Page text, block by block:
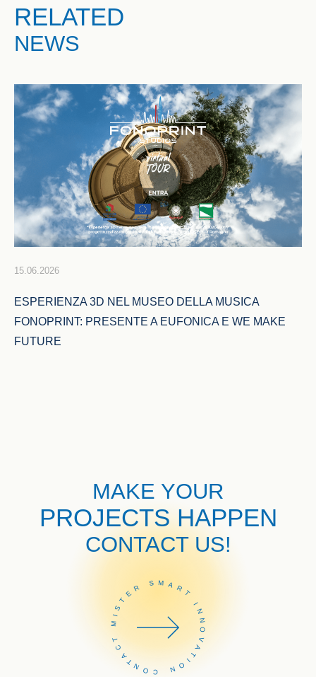
RELATED
NEWS
15.06.2026
ESPERIENZA 3D NEL MUSEO DELLA MUSICA
FONOPRINT: PRESENTE A EUFONICA E WE MAKE
FUTURE
MAKE YOUR
PROJECTS HAPPEN
CONTACT US!
CONTACT MISTER SMART INNOVATION